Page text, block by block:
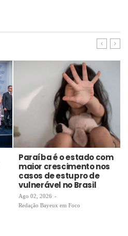
Paraíba é o estado com
maior crescimento nos
casos de estupro de
vulnerável no Brasil
Ago 02, 2026 -
Redação Bayeux em Foco